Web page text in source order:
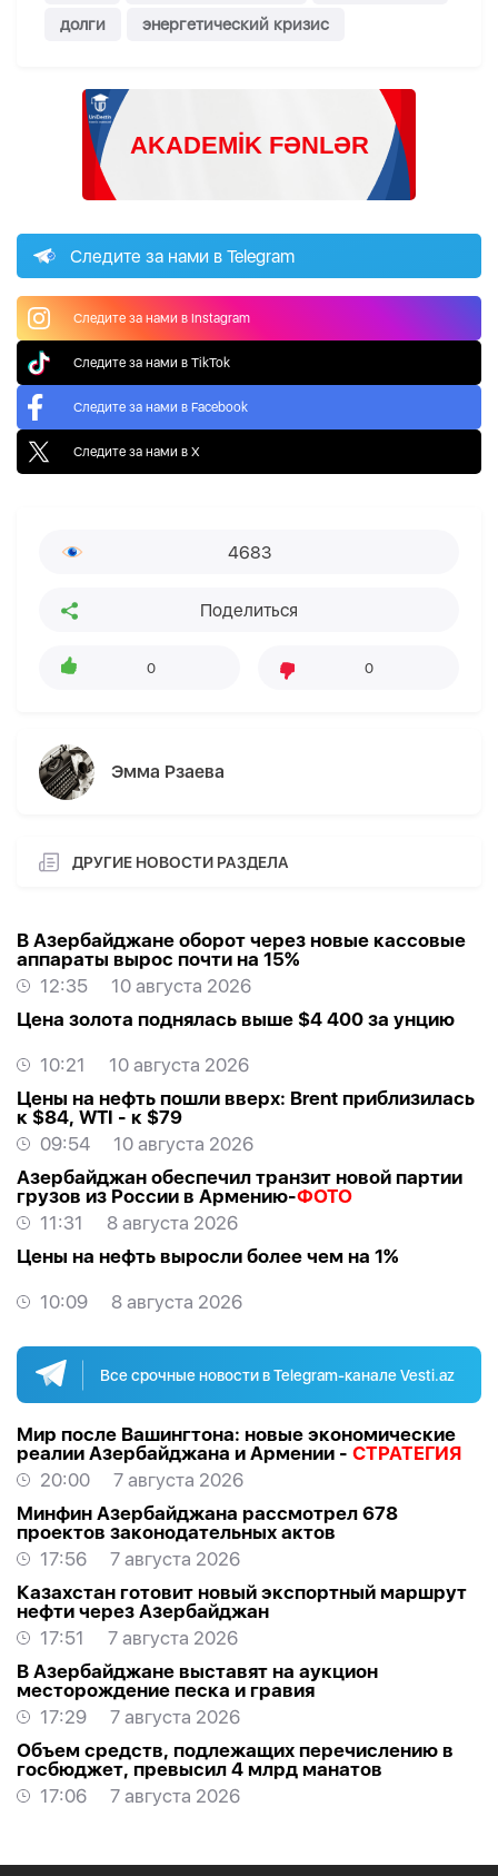
долги
энергетический кризис
Следите за нами в Telegram
Следите за нами в Instagram
Следите за нами в TikTok
Следите за нами в Facebook
Следите за нами в X
4683
Поделиться
0 0
Эмма Рзаева
ДРУГИЕ НОВОСТИ РАЗДЕЛА
В Азербайджане оборот через новые кассовые
аппараты вырос почти на 15%
12:35
10 августа 2026
Цена золота поднялась выше $4 400 за унцию
10:21
10 августа 2026
Цены на нефть пошли вверх: Brent приблизилась
к $84, WTI - к $79
09:54
10 августа 2026
Азербайджан обеспечил транзит новой партии
грузов из России в Армению-ФОТО
11:31
8 августа 2026
Цены на нефть выросли более чем на 1%
10:09 8 августа 2026
Все срочные новости в Telegram-канале Vesti.az
Мир после Вашингтона: новые экономические
реалии Азербайджана и Армении - СТРАТЕГИЯ
20:00
7 августа 2026
Минфин Азербайджана рассмотрел 678
проектов законодательных актов
17:56
7 августа 2026
Казахстан готовит новый экспортный маршрут
нефти через Азербайджан
17:51
7 августа 2026
В Азербайджане выставят на аукцион
месторождение песка и гравия
17:29
7 августа 2026
Объем средств, подлежащих перечислению в
госбюджет, превысил 4 млрд манатов
17:06
7 августа 2026